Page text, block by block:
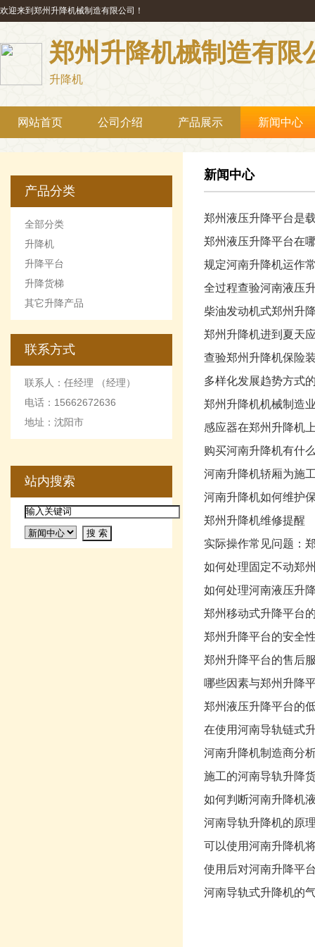
欢迎来到郑州升降机械制造有限公司！
郑州升降机械制造有限
升降机
网站首页 公司介绍 产品展示 新闻中心
产品分类
全部分类
升降机
升降平台
升降货梯
其它升降产品
联系方式
联系人：任经理 （经理）
电话：15662672636
地址：沈阳市
站内搜索
新闻中心
郑州液压升降平台是
郑州液压升降平台在
规定河南升降机运作
全过程查验河南液压
柴油发动机式郑州升
郑州升降机进到夏天
查验郑州升降机保险
多样化发展趋势方式
郑州升降机机械制造
感应器在郑州升降机
购买河南升降机有什
河南升降机轿厢为施
河南升降机如何维护
郑州升降机维修提醒
实际操作常见问题：
如何处理固定不动郑
如何处理河南液压升
郑州移动式升降平台
郑州升降平台的安全
郑州升降平台的售后
哪些因素与郑州升降
郑州液压升降平台的
在使用河南导轨链式
河南升降机制造商分
施工的河南导轨升降
如何判断河南升降机
河南导轨升降机的原
可以使用河南升降机
使用后对河南升降平
河南导轨式升降机的